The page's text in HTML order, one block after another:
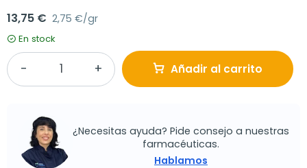
13,75 € 2,75 €/gr
En stock
Añadir al carrito
¿Necesitas ayuda? Pide consejo a nuestras
farmacéuticas.
Hablamos